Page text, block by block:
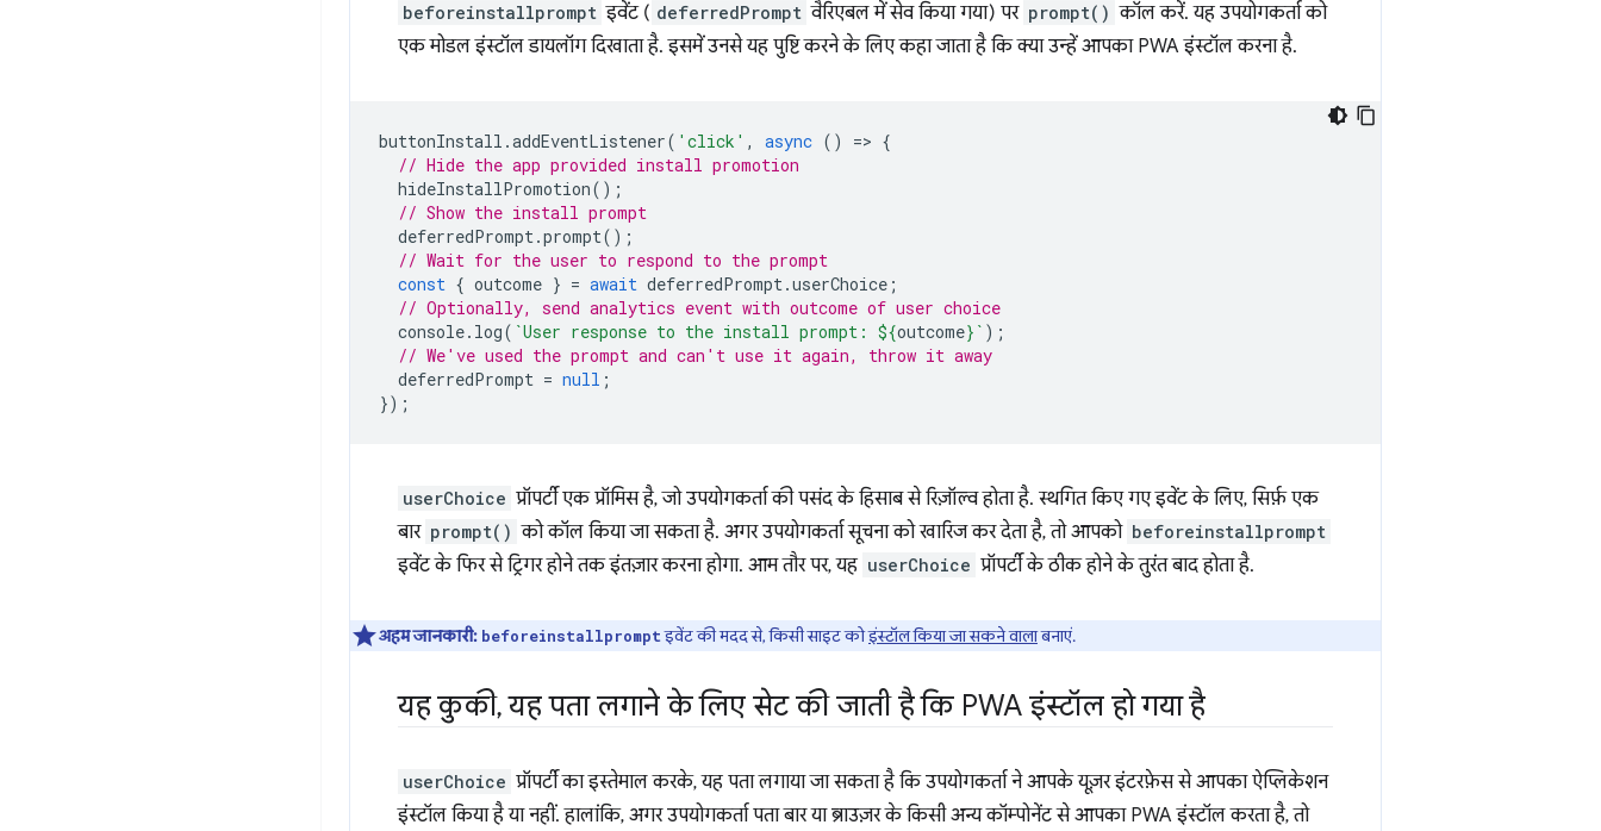
beforeinstallprompt इवेंट ( deferredPrompt वैरिएबल में सेव किया गया) पर prompt() कॉल करें. यह उपयोगकर्ता को
एक मोडल इंस्टॉल डायलॉग दिखाता है. इसमें उनसे यह पुष्टि करने के लिए कहा जाता है कि क्या उन्हें आपका PWA इंस्टॉल करना है.
buttonInstall .addEventListener( 'click' , async () => {
// Hide the app provided install promotion
hideInstallPromotion();
// Show the install prompt
deferredPrompt.prompt();
// Wait for the user to respond to the prompt
const { outcome } = await deferredPrompt.userChoice ;
// Optionally, send analytics event with outcome of user choice
console. log( `User response to the install prompt: ${outcome} ` );
// We've used the prompt and can't use it again, throw it away
deferredPrompt = null ;
});
userChoice प्रॉपर्टी एक प्रॉमिस है, जो उपयोगकर्ता की पसंद के हिसाब से रिज़ॉल्व होता है. स्थगित किए गए इवेंट के लिए, सिर्फ़ एक
बार prompt() को कॉल किया जा सकता है. अगर उपयोगकर्ता सूचना को खारिज कर देता है, तो आपको beforeinstallprompt
इवेंट के फिर से ट्रिगर होने तक इंतज़ार करना होगा. आम तौर पर, यह userChoice प्रॉपर्टी के ठीक होने के तुरंत बाद होता है.
अहम जानकारी: beforeinstallpromptइवेंट की मदद से, किसी साइट कोइंस्टॉल किया जा सकने वालाबनाएं.
यह कुकी,यह पता लगाने के लिए सेट की जाती है कि PWA इंस्टॉल हो गया है
userChoice प्रॉपर्टी का इस्तेमाल करके, यह पता लगाया जा सकता है कि उपयोगकर्ता ने आपके यूज़र इंटरफ़ेस से आपका ऐप्लिकेशन
इंस्टॉल किया है या नहीं. हालांकि, अगर उपयोगकर्ता पता बार या ब्राउज़र के किसी अन्य कॉम्पोनेंट से आपका PWA इंस्टॉल करता है, तो